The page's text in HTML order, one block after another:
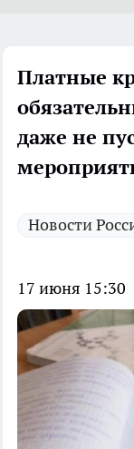
Платные
даже не
Новости
17 июня 15:30